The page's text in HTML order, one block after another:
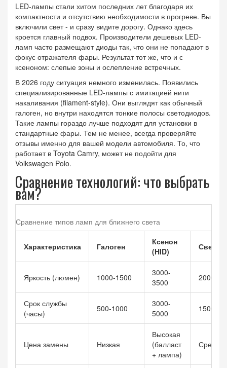
LED-лампы стали хитом последних лет благодаря их
компактности и отсутствию необходимости в прогреве. Вы
включили свет - и сразу видите дорогу. Однако здесь
кроется главный подвох. Производители дешевых LED-
ламп часто размещают диоды так, что они не попадают в
фокус отражателя фары. Результат тот же, что и с
ксеноном: слепые зоны и ослепление встречных.
В 2026 году ситуация немного изменилась. Появились
специализированные LED-лампы с имитацией нити
накаливания (filament-style). Они выглядят как обычный
галоген, но внутри находятся тонкие полосы светодиодов.
Такие лампы гораздо лучше подходят для установки в
стандартные фары. Тем не менее, всегда проверяйте
отзывы именно для вашей модели автомобиля. То, что
работает в Toyota Camry, может не подойти для
Volkswagen Polo.
Сравнение технологий: что выбрать
вам?
Сравнение типов ламп для ближнего света
Характеристика Галоген
Ксенон
(HID)
Яркость (люмен) 1000-1500
3000-
3500
2000-
Срок службы
(часы)
500-1000
3000-
5000
15000-
Цена замены Низкая
Высокая
(балласт
+ лампа)